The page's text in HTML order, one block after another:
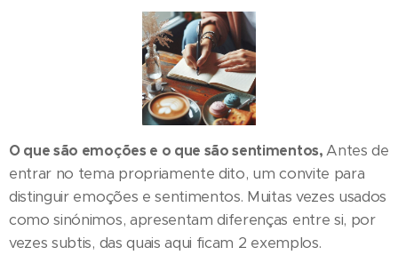
O que são emoções e o que são sentimentos,Antes de
entrar no tema propriamente dito, um convite para
distinguir emoções e sentimentos. Muitas vezes usados
como sinónimos, apresentam diferenças entre si, por
vezes subtis, das quais aqui ficam 2 exemplos.